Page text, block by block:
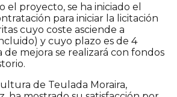
el proyecto, se ha iniciado el
para iniciar la licitación
cuyo coste asciende a
y cuyo plazo es de 4
de mejora se realizará con fondos
de Teulada Moraira,